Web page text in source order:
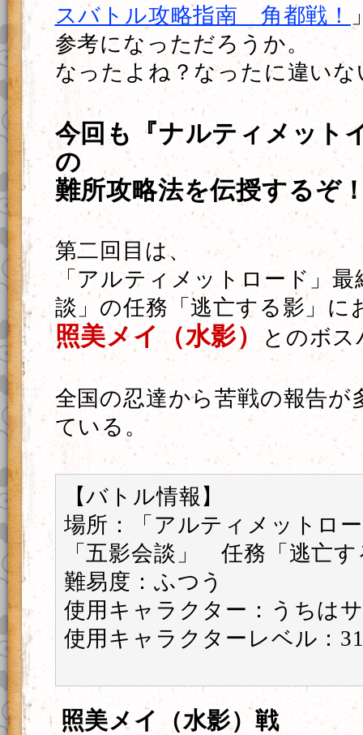
スバトル攻略指南 角都戦！
参考になっただろうか。
なったよね？なったに違いな
今回も『ナルティメット
の
難所攻略法を伝授するぞ
第二回目は、
「アルティメットロード」最
談」の任務「逃亡する影」に
照美メイ（水影）とのボ
全国の忍達から苦戦の報告が
ている。
【バトル情報】
場所：「アルティメットロ
「五影会談」 任務「逃亡す
難易度：ふつう
使用キャラクター：うちは
使用キャラクターレベル：
照美メイ（水影）戦